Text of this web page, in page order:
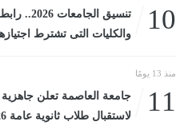
10
تنسيق
والكليات التى تشترط
منذ 13 يومًا
11
جامعة العاصمة تعلن جاهزية
لاستقبال طلاب ثانوية عامة 2026